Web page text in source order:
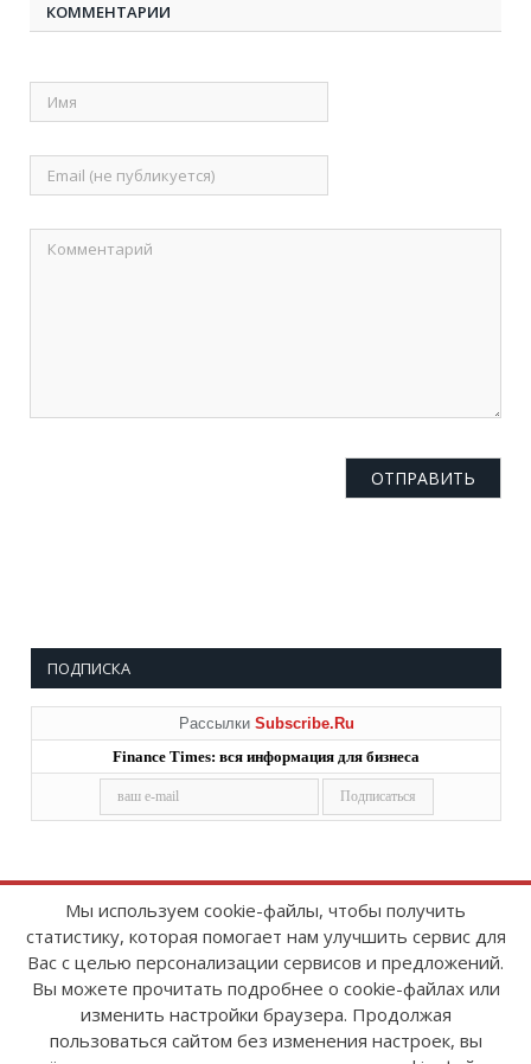
КОММЕНТАРИИ
ПОДПИСКА
Рассылки Subscribe.Ru
Finance Times: вся информация для бизнеса
Copyright © 2008-2026FinanceTimes
Зарегистрировано в Роскомнадзоре
Свидетельство о регистрации СМИ:
серия Эл № ФС77-86300 от 10 ноября 2023 г
Мы используем cookie-файлы, чтобы получить
статистику, которая помогает нам улучшить сервис для
Вас с целью персонализации сервисов и предложений.
Вы можете прочитать подробнее о cookie-файлах или
изменить настройки браузера. Продолжая
пользоваться сайтом без изменения настроек, вы